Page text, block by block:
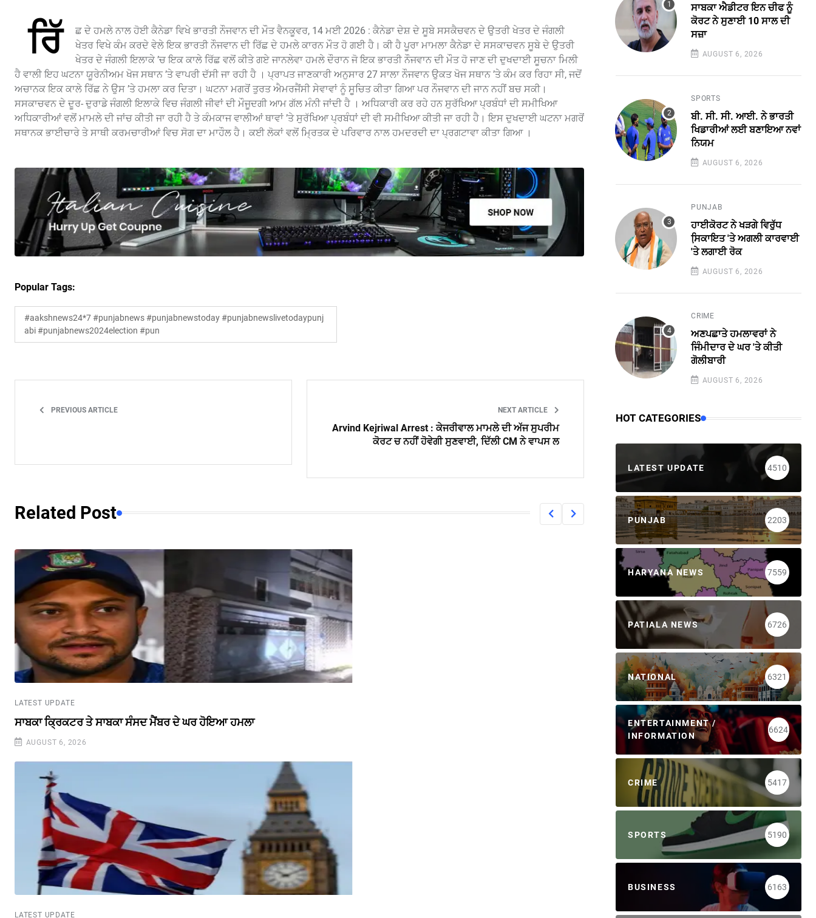
ਰਿੱ
ਛ ਦੇ ਹਮਲੇ ਨਾਲ ਹੋਈ ਕੈਨੇਡਾ ਵਿਖੇ ਭਾਰਤੀ ਨੌਜਵਾਨ ਦੀ ਮੌਤ ਵੈਨਕੂਵਰ, 14 ਮਈ 2026 : ਕੈਨੇਡਾ ਦੇਸ਼ ਦੇ ਸੂਬੇ ਸਸਕੈਚਵਨ ਦੇ ਉਤਰੀ ਖੇਤਰ ਦੇ ਜੰਗਲੀ
ਖੇਤਰ ਵਿਖੇ ਕੰਮ ਕਰਦੇ ਵੇਲੇ ਇਕ ਭਾਰਤੀ ਨੌਜਵਾਨ ਦੀ ਰਿੱਛ ਦੇ ਹਮਲੇ ਕਾਰਨ ਮੌਤ ਹੋ ਗਈ ਹੈ। ਕੀ ਹੈ ਪੂਰਾ ਮਾਮਲਾ ਕੈਨੇਡਾ ਦੇ ਸਸਕਾਚਵਨ ਸੂਬੇ ਦੇ ਉਤਰੀ
ਖੇਤਰ ਦੇ ਜੰਗਲੀ ਇਲਾਕੇ ’ਚ ਇਕ ਕਾਲੇ ਰਿੱਛ ਵਲੋਂ ਕੀਤੇ ਗਏ ਜਾਨਲੇਵਾ ਹਮਲੇ ਦੌਰਾਨ ਜੋ ਇਕ ਭਾਰਤੀ ਨੌਜਵਾਨ ਦੀ ਮੌਤ ਹੋ ਜਾਣ ਦੀ ਦੁਖਦਾਈ ਸੂਚਨਾ ਮਿਲੀ
ਹੈ ਵਾਲੀ ਇਹ ਘਟਨਾ ਯੂਰੇਨੀਅਮ ਖੋਜ ਸਥਾਨ ’ਤੇ ਵਾਪਰੀ ਦੱਸੀ ਜਾ ਰਹੀ ਹੈ । ਪ੍ਰਾਪਤ ਜਾਣਕਾਰੀ ਅਨੁਸਾਰ 27 ਸਾਲਾ ਨੌਜਵਾਨ ਉਕਤ ਖੋਜ ਸਥਾਨ ’ਤੇ ਕੰਮ ਕਰ ਰਿਹਾ ਸੀ, ਜਦੋਂ
ਅਚਾਨਕ ਇਕ ਕਾਲੇ ਰਿੱਛ ਨੇ ਉਸ ’ਤੇ ਹਮਲਾ ਕਰ ਦਿਤਾ। ਘਟਨਾ ਮਗਰੋਂ ਤੁਰਤ ਐਮਰਜੈਂਸੀ ਸੇਵਾਵਾਂ ਨੂੰ ਸੂਚਿਤ ਕੀਤਾ ਗਿਆ ਪਰ ਨੌਜਵਾਨ ਦੀ ਜਾਨ ਨਹੀਂ ਬਚ ਸਕੀ।
ਸਸਕਾਚਵਨ ਦੇ ਦੂਰ- ਦੁਰਾਡੇ ਜੰਗਲੀ ਇਲਾਕੇ ਵਿਚ ਜੰਗਲੀ ਜੀਵਾਂ ਦੀ ਮੌਜੂਦਗੀ ਆਮ ਗੱਲ ਮੰਨੀ ਜਾਂਦੀ ਹੈ । ਅਧਿਕਾਰੀ ਕਰ ਰਹੇ ਹਨ ਸੁਰੱਖਿਆ ਪ੍ਰਬੰਧਾਂ ਦੀ ਸਮੀਖਿਆ
ਅਧਿਕਾਰੀਆਂ ਵਲੋਂ ਮਾਮਲੇ ਦੀ ਜਾਂਚ ਕੀਤੀ ਜਾ ਰਹੀ ਹੈ ਤੇ ਕੰਮਕਾਜ ਵਾਲੀਆਂ ਥਾਵਾਂ ’ਤੇ ਸੁਰੱਖਿਆ ਪ੍ਰਬੰਧਾਂ ਦੀ ਵੀ ਸਮੀਖਿਆ ਕੀਤੀ ਜਾ ਰਹੀ ਹੈ। ਇਸ ਦੁਖਦਾਈ ਘਟਨਾ ਮਗਰੋਂ
ਸਥਾਨਕ ਭਾਈਚਾਰੇ ਤੇ ਸਾਥੀ ਕਰਮਚਾਰੀਆਂ ਵਿਚ ਸੋਗ ਦਾ ਮਾਹੌਲ ਹੈ। ਕਈ ਲੋਕਾਂ ਵਲੋਂ ਮ੍ਰਿਤਕ ਦੇ ਪਰਿਵਾਰ ਨਾਲ ਹਮਦਰਦੀ ਦਾ ਪ੍ਰਗਟਾਵਾ ਕੀਤਾ ਗਿਆ ।
Popular Tags:
#aakshnews24*7 #punjabnews #punjabnewstoday #punjabnewslivetodaypunj
abi #punjabnews2024election #pun
PREVIOUS ARTICLE NEXT ARTICLE
Arvind Kejriwal Arrest : ਕੇਜਰੀਵਾਲ ਮਾਮਲੇ ਦੀ ਅੱਜ ਸੁਪਰੀਮ
ਕੋਰਟ ਚ ਨਹੀਂ ਹੋਵੇਗੀ ਸੁਣਵਾਈ, ਦਿੱਲੀ CM ਨੇ ਵਾਪਸ ਲ
Related Post
LATEST UPDATE
ਸਾਬਕਾ ਕ੍ਰਿਕਟਰ ਤੇ ਸਾਬਕਾ ਸੰਸਦ ਮੈਂਬਰ ਦੇ ਘਰ ਹੋਇਆ ਹਮਲਾ
AUGUST 6, 2026
LATEST UPDATE
ਸਾਬਕਾ ਐਡੀਟਰ ਇਨ ਚੀਫ ਨੂੰ
ਕੋਰਟ ਨੇ ਸੁਣਾਈ 10 ਸਾਲ ਦੀ
ਸਜ਼ਾ
AUGUST 6, 2026
SPORTS
ਬੀ. ਸੀ. ਸੀ. ਆਈ. ਨੇ ਭਾਰਤੀ
ਖਿਡਾਰੀਆਂ ਲਈ ਬਣਾਇਆ ਨਵਾਂ
ਨਿਯਮ
AUGUST 6, 2026
PUNJAB
ਹਾਈਕੋਰਟ ਨੇ ਖੜਗੇ ਵਿਰੁੱਧ
ਸਿ਼ਕਾਇਤ 'ਤੇ ਅਗਲੀ ਕਾਰਵਾਈ
'ਤੇ ਲਗਾਈ ਰੋਕ
AUGUST 6, 2026
CRIME
ਅਣਪਛਾਤੇ ਹਮਲਾਵਰਾਂ ਨੇ
ਜਿੰਮੀਦਾਰ ਦੇ ਘਰ 'ਤੇ ਕੀਤੀ
ਗੋਲੀਬਾਰੀ
AUGUST 6, 2026
HOT CATEGORIES
LATEST UPDATE 4510
PUNJAB 2203
HARYANA NEWS 7559
PATIALA NEWS 6726
NATIONAL 6321
ENTERTAINMENT /
INFORMATION
6624
CRIME 5417
SPORTS 5190
BUSINESS 6163